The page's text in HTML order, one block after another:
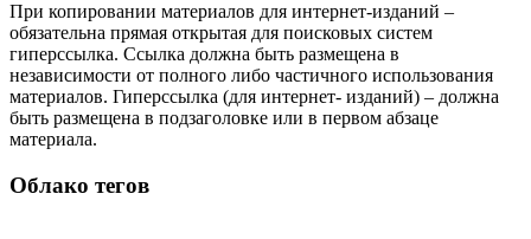
При копировании материалов для интернет-изданий –
обязательна прямая открытая для поисковых систем
гиперссылка. Ссылка должна быть размещена в
независимости от полного либо частичного использования
материалов. Гиперссылка (для интернет- изданий) – должна
быть размещена в подзаголовке или в первом абзаце
материала.
Облако тегов